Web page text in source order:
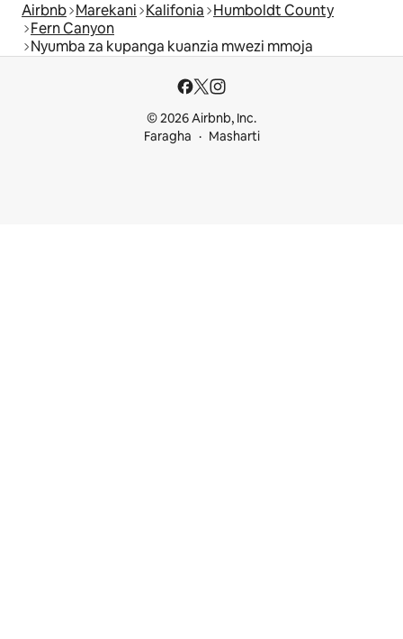
Airbnb Marekani Kalifonia Humboldt County
Fern Canyon
Nyumba za kupanga kuanzia mwezi mmoja
© 2026 Airbnb, Inc.
Faragha
Masharti